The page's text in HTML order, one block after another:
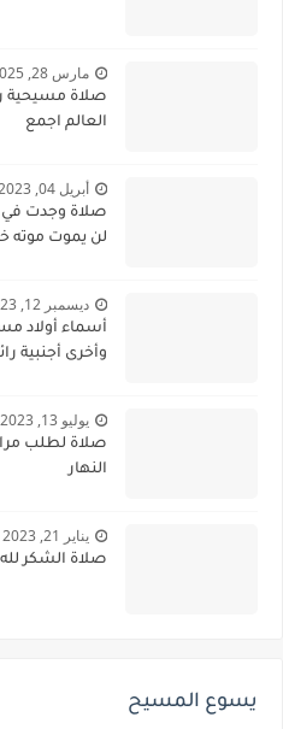
مارس 28, 2025
صلاة مسيحية
العالم اجمع
أبريل 04, 2023
صلاة وجدت في
لن يموت موته
ديسمبر 12, 2023
أسماء أولاد
وأخرى أجنبية
يوليو 13, 2023
صلاة لطلب
النهار
يناير 21, 2023
صلاة الشكر لله
يسوع المسيح